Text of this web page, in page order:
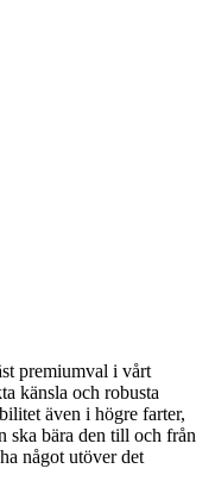
premiumval i vårt
känsla och robusta
även i högre farter,
ska bära den till och från
något utöver det